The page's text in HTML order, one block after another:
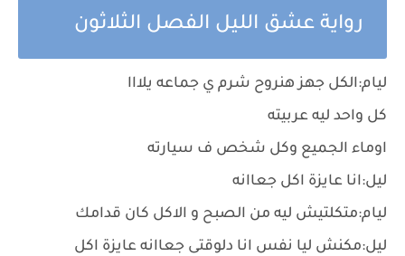
رواية عشق الليل الفصل الثلاثون
ليام:الكل جهز هنروح شرم ي جماعه يلااا
كل واحد ليه عربيته
اوماء الجميع وكل شخص ف سيارته
ليل:انا عايزة اكل جعاانه
ليام:متكلتيش ليه من الصبح و الاكل كان قدامك
ليل:مكنش ليا نفس انا دلوقتى جعاانه عايزة اكل